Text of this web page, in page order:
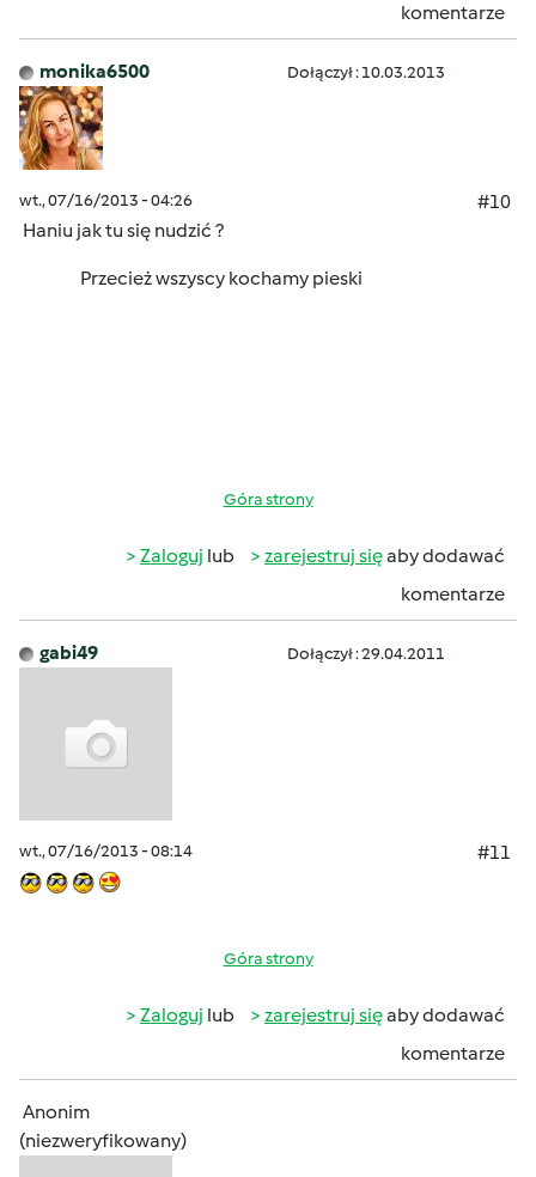
komentarze
monika6500 Dołączył : 10.03.2013
wt., 07/16/2013 - 04:26
#10
Haniu jak tu się nudzić ?
Przecież wszyscy kochamy pieski
Góra strony
Zaloguj lub zarejestruj sięaby dodawać
komentarze
gabi49 Dołączył : 29.04.2011
wt., 07/16/2013 - 08:14 #11
Góra strony
Zaloguj lub zarejestruj sięaby dodawać
komentarze
Anonim
(niezweryfikowany)